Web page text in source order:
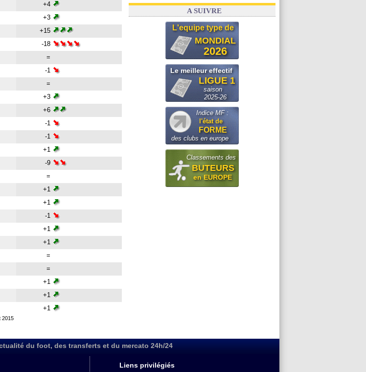
+4
+3
+15
-18
=
-1
=
+3
+6
-1
-1
+1
-9
=
+1
+1
-1
+1
+1
=
=
+1
+1
+1
2015
A SUIVRE
L'equipe type de
MONDIAL
2026
Le meilleur effectif
LIGUE 1
saison
2025-26
Indice MF :
l'état de
FORME
des clubs en europe
Classements des
BUTEURS
en EUROPE
du foot, des transferts et du mercato 24h/24
Liens privilégiés